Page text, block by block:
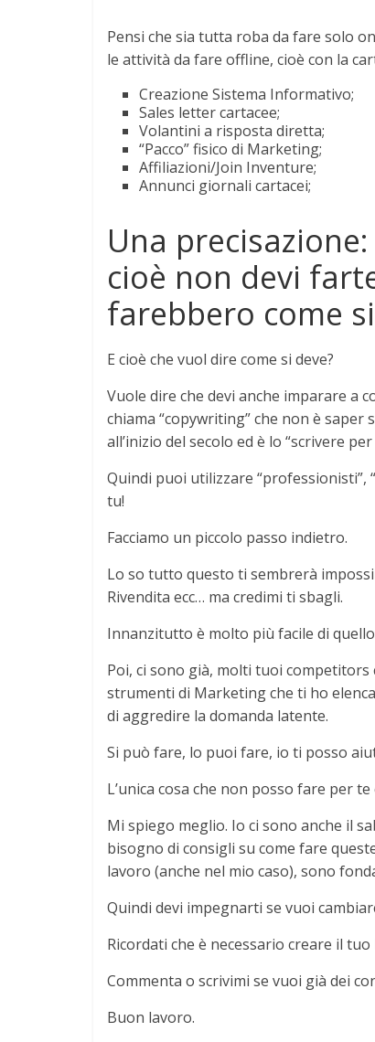
Pensi che sia tutta roba da fare solo
le attività da fare offline, cioè con la
Creazione Sistema Informativo;
Sales letter cartacee;
Volantini a risposta diretta;
“Pacco” fisico di Marketing;
Affiliazioni/Join Inventure;
Annunci giornali cartacei;
Una
cioè non devi
farebbero come
E cioè che vuol dire come si deve?
Vuole dire che devi anche imparare a
chiama “copywriting” che non è saper
all’inizio del secolo ed è lo “scrivere per
Quindi puoi utilizzare “professionisti”,
tu!
Facciamo un piccolo passo indietro.
Lo so tutto questo ti sembrerà
Rivendita ecc… ma credimi ti sbagli.
Innanzitutto è molto più facile di
Poi, ci sono già, molti tuoi
strumenti di Marketing che ti ho
di aggredire la domanda latente.
Si può fare, lo puoi fare, io ti posso
L’unica cosa che non posso fare per
Mi spiego meglio. Io ci sono anche il
bisogno di consigli su come fare
lavoro (anche nel mio caso), sono
Quindi devi impegnarti se vuoi
Ricordati che è necessario creare il
Commenta o scrivimi se vuoi già dei
Buon lavoro.